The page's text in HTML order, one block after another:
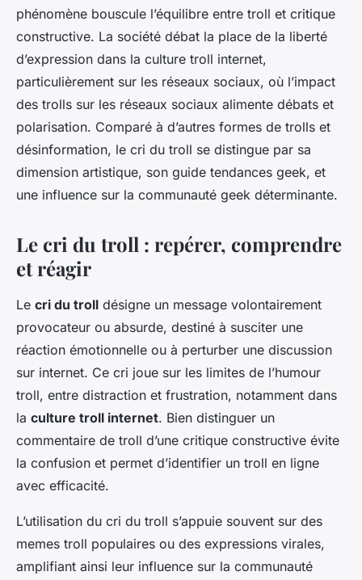
phénomène bouscule l’équilibre entre troll et critique
constructive. La société débat la place de la liberté
d’expression dans la culture troll internet,
particulièrement sur les réseaux sociaux, où l’impact
des trolls sur les réseaux sociaux alimente débats et
polarisation. Comparé à d’autres formes de trolls et
désinformation, le cri du troll se distingue par sa
dimension artistique, son guide tendances geek, et
une influence sur la communauté geek déterminante.
Le cri du troll : repérer, comprendre
et réagir
Le cri du troll désigne un message volontairement
provocateur ou absurde, destiné à susciter une
réaction émotionnelle ou à perturber une discussion
sur internet. Ce cri joue sur les limites de l’humour
troll, entre distraction et frustration, notamment dans
la culture troll internet. Bien distinguer un
commentaire de troll d’une critique constructive évite
la confusion et permet d’identifier un troll en ligne
avec efficacité.
L’utilisation du cri du troll s’appuie souvent sur des
memes troll populaires ou des expressions virales,
amplifiant ainsi leur influence sur la communauté